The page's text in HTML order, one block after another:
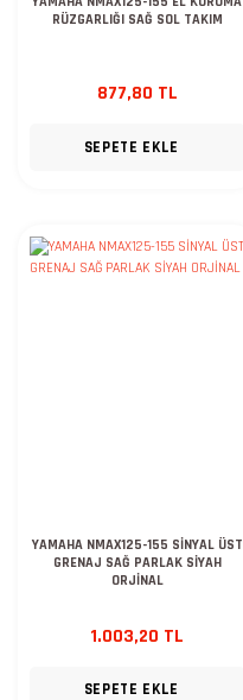
RÜZGARLIĞI SAĞ SOL TAKIM
877,80 TL
SEPETE EKLE
YAMAHA NMAX125-155 SİNYAL ÜST
GRENAJ SAĞ PARLAK SİYAH
ORJİNAL
1.003,20 TL
SEPETE EKLE